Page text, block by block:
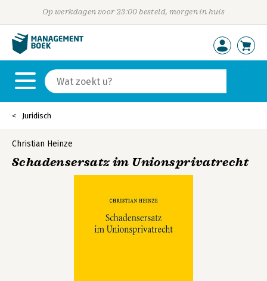
Op werkdagen voor 23:00 besteld, morgen in huis
Juridisch
Christian Heinze
Schadensersatz im Unionsprivatrecht